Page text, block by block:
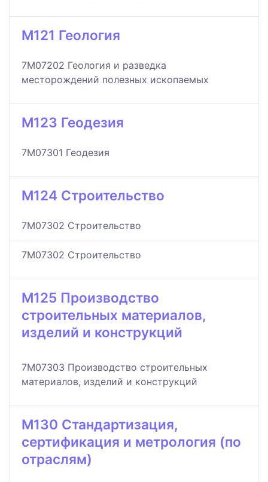
M121 Геология
7M07202 Геология и разведка
месторождений полезных ископаемых
M123 Геодезия
7M07301 Геодезия
M124 Строительство
7M07302 Строительство
7M07302 Строительство
M125 Производство
строительных материалов,
изделий и конструкций
7M07303 Производство строительных
материалов, изделий и конструкций
M130 Стандартизация,
сертификация и метрология (по
отраслям)